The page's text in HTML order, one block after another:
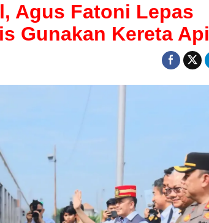
Agus Fatoni Lepas
Gunakan Kereta Api